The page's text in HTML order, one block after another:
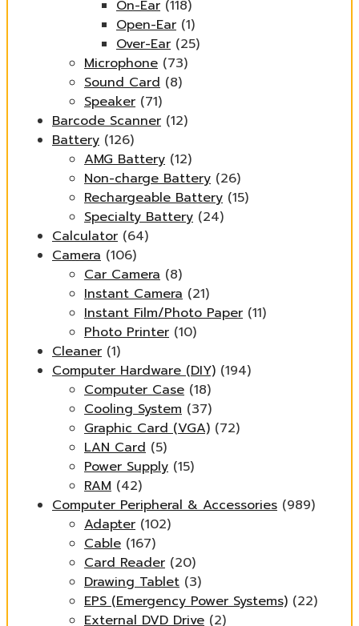
On-Ear (118)
Open-Ear (1)
Over-Ear (25)
Microphone (73)
Sound Card (8)
Speaker (71)
Barcode Scanner (12)
Battery (126)
AMG Battery (12)
Non-charge Battery (26)
Rechargeable Battery (15)
Specialty Battery (24)
Calculator (64)
Camera (106)
Car Camera (8)
Instant Camera (21)
Instant Film/Photo Paper (11)
Photo Printer (10)
Cleaner (1)
Computer Hardware (DIY) (194)
Computer Case (18)
Cooling System (37)
Graphic Card (VGA) (72)
LAN Card (5)
Power Supply (15)
RAM (42)
Computer Peripheral & Accessories (989)
Adapter (102)
Cable (167)
Card Reader (20)
Drawing Tablet (3)
EPS (Emergency Power Systems) (22)
External DVD Drive (2)